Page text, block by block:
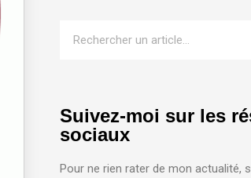
Suivez-moi sur les
sociaux
Pour ne rien rater de mon actualité,